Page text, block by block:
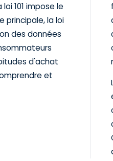
101 impose le
principale, la loi
des données
d'achat
et